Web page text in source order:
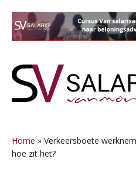
naar
hoofdnavigatie
naar
hoofd
naar
eerste
naar
voettekst
Home » Verkeersboete
hoe zit het?